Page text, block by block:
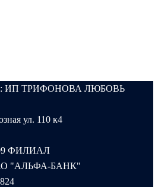
ИП ТРИФОНОВА ЛЮБОВЬ
ул. 110 к4
ФИЛИАЛ
"АЛЬФА-БАНК"